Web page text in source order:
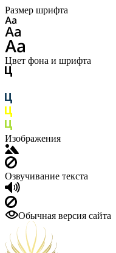
Размер шрифта
Цвет фона и шрифта
Изображения
Озвучивание текста
Обычная версия сайта